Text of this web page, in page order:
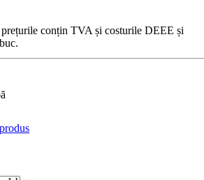
conțin TVA și costurile DEEE și
buc.